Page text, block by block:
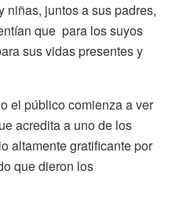
niñas, juntos a sus padres,
que para los suyos
sus vidas presentes y
el público comienza a ver
acredita a uno de los
altamente gratificante por
que dieron los